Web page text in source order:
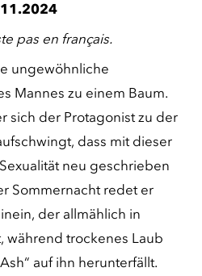
pas en français.
ungewöhnliche
Mannes zu einem Baum.
sich der Protagonist zu der
dass mit dieser
neu geschrieben
Sommernacht redet er
der allmählich in
während trockenes Laub
auf ihn herunterfällt.